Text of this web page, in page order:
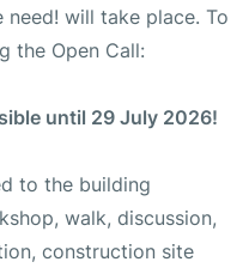
need! will take place. To
the Open Call:
until 29 July 2026!
to the building
walk, discussion,
construction site